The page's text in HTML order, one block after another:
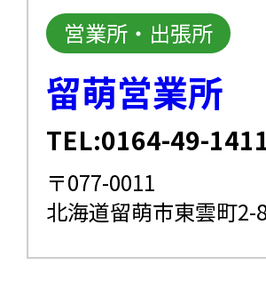
営業所・出張所
留萌営業所
TEL:0164-49-1411
〒077-0011
北海道留萌市東雲町2-